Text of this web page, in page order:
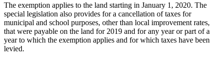
The exemption applies to the land starting in January 1, 2020. The
special legislation also provides for a cancellation of taxes for
municipal and school purposes, other than local improvement rates,
that were payable on the land for 2019 and for any year or part of a
year to which the exemption applies and for which taxes have been
levied.